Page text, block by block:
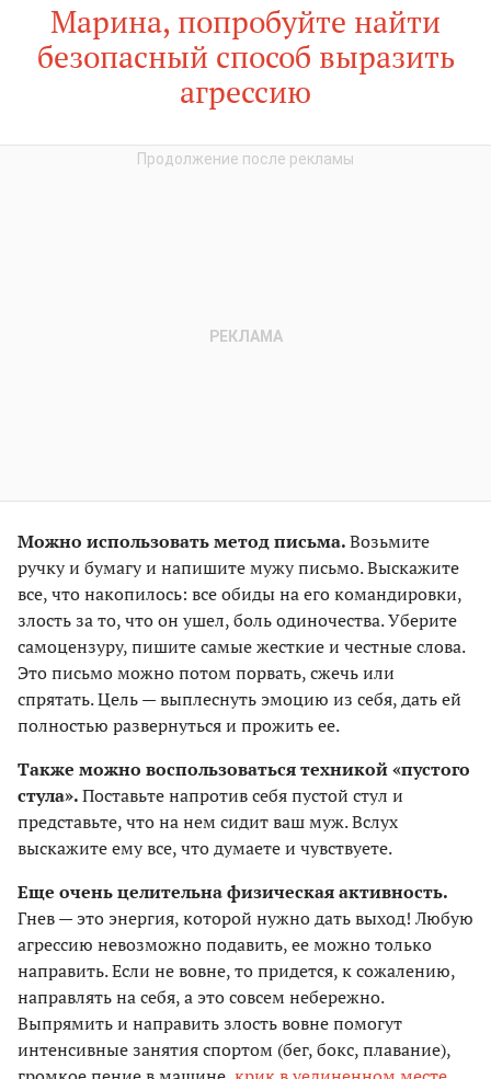
Марина, попробуйте найти
безопасный способ выразить
агрессию
Можно использовать метод письма.Возьмите
ручку и бумагу и напишите мужу письмо. Выскажите
все, что накопилось: все обиды на его командировки,
злость за то, что он ушел, боль одиночества. Уберите
самоцензуру, пишите самые жесткие и честные слова.
Это письмо можно потом порвать, сжечь или
спрятать. Цель — выплеснуть эмоцию из себя, дать ей
полностью развернуться и прожить ее.
Также можно воспользоваться техникой «пустого
стула».Поставьте напротив себя пустой стул и
представьте, что на нем сидит ваш муж. Вслух
выскажите ему все, что думаете и чувствуете.
Еще очень целительна физическая активность.
Гнев — это энергия, которой нужно дать выход! Любую
агрессию невозможно подавить, ее можно только
направить. Если не вовне, то придется, к сожалению,
направлять на себя, а это совсем небережно.
Выпрямить и направить злость вовне помогут
интенсивные занятия спортом (бег, бокс, плавание),